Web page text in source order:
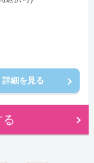
詳細を見る